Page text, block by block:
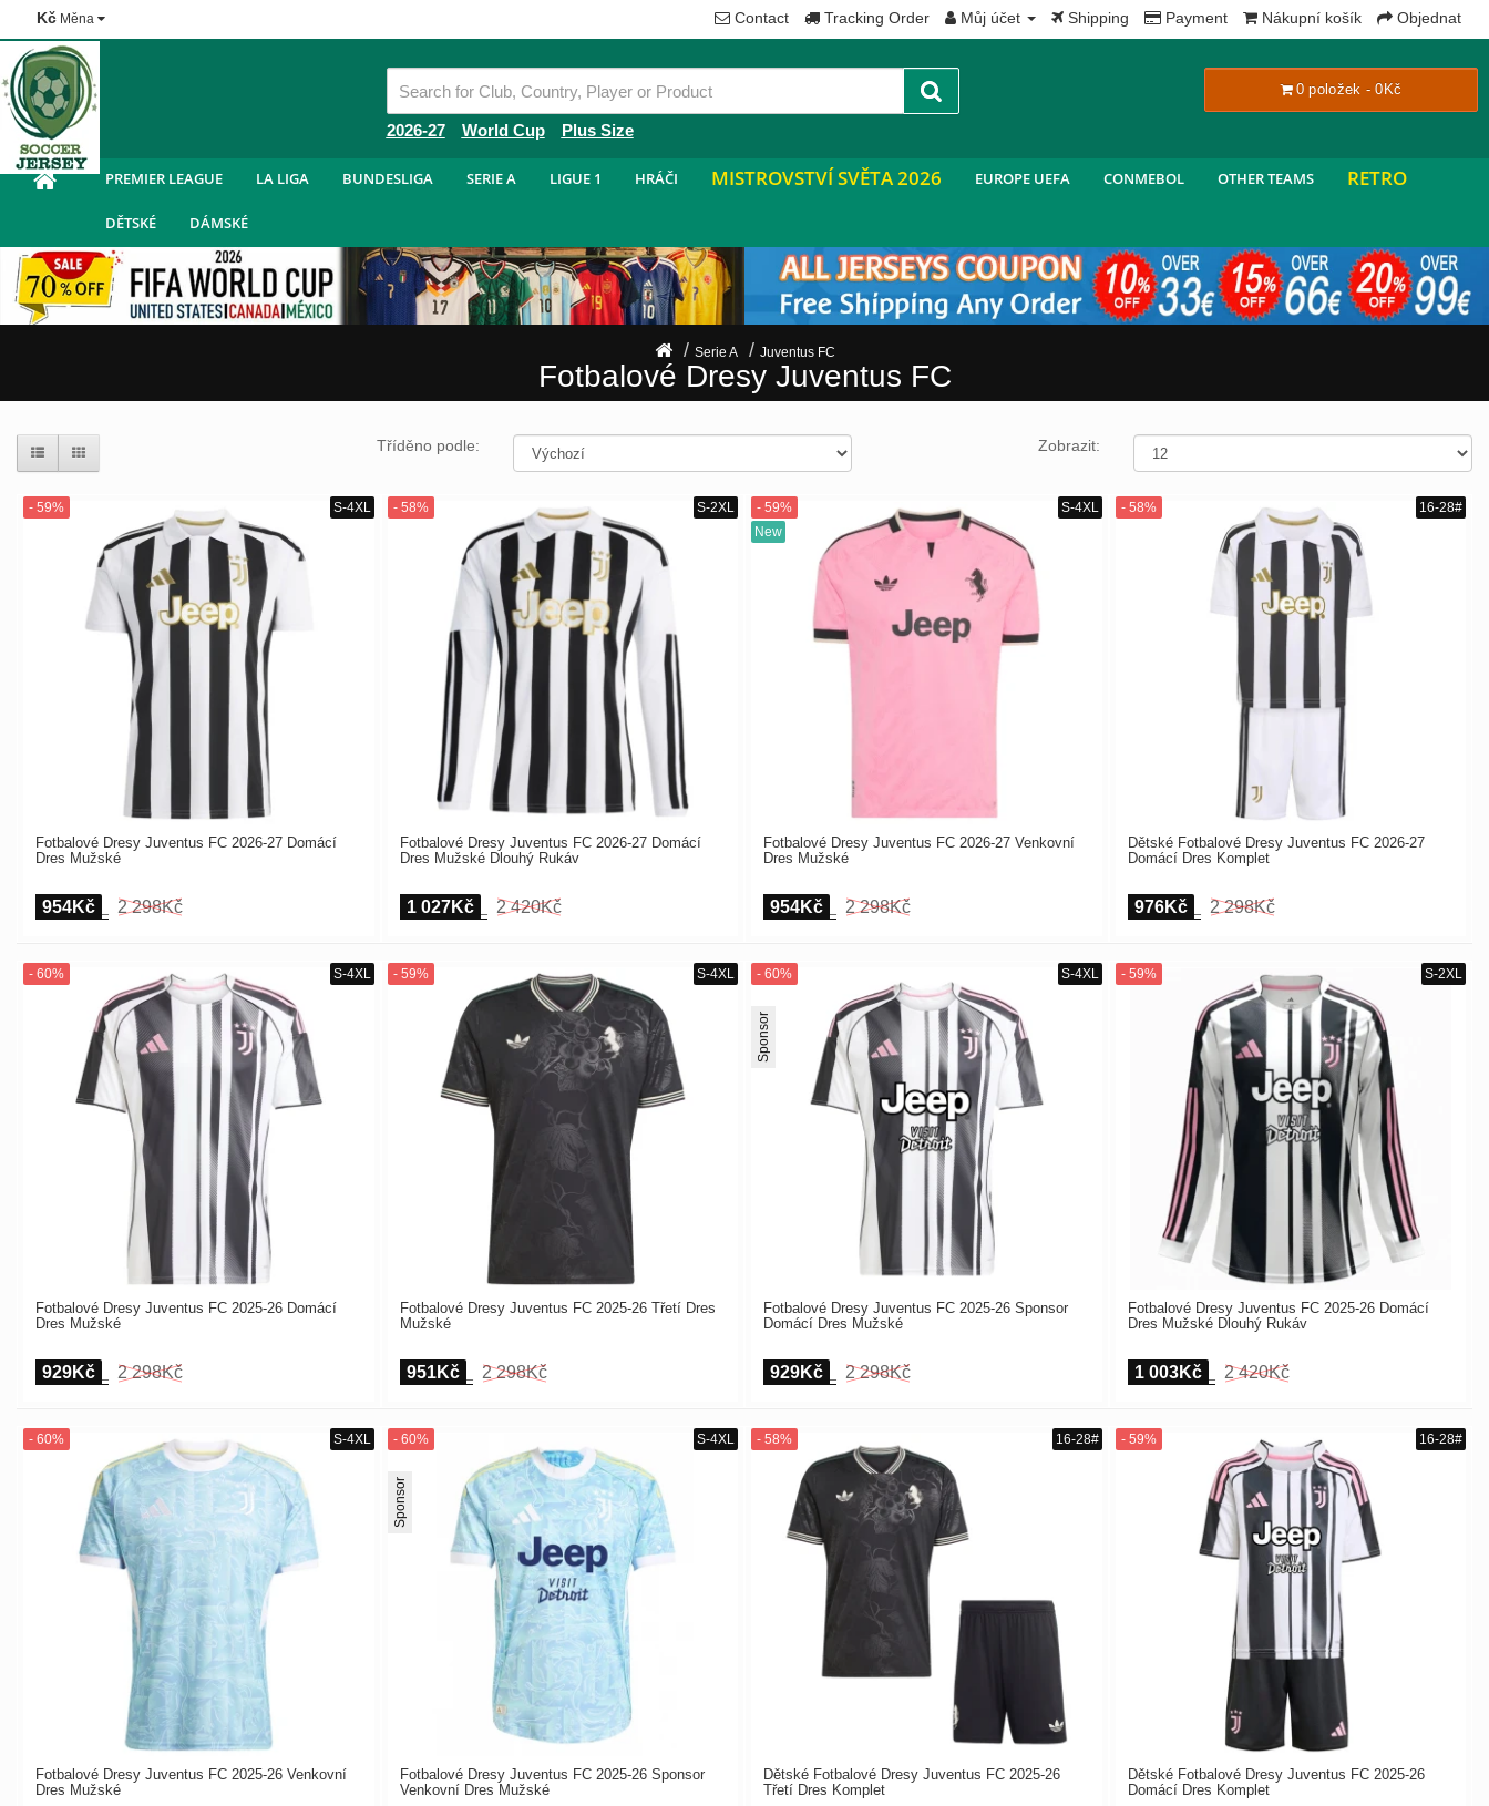
Kč Měna Contact Tracking Order Můj účet Shipping Payment Nákupní košík Objednat
Fotbalové Dresy Levně
2026-27 World Cup Plus Size
0 položek - 0Kč
x
PREMIER LEAGUE LA LIGA BUNDESLIGA SERIE A LIGUE 1 HRÁČI MISTROVSTVÍ SVĚTA 2026 EUROPE UEFA CONMEBOL OTHER TEAMS RETRO
DĚTSKÉ DÁMSKÉ
Serie A Juventus FC
Fotbalové Dresy Juventus FC
Tříděno podle: Zobrazit:
Fotbalové Dresy Juventus FC 2026-27 Domácí
Dres Mužské
954Kč 2 298Kč
Fotbalové Dresy Juventus FC 2026-27 Domácí
Dres Mužské Dlouhý Rukáv
1 027Kč 2 420Kč
Fotbalové Dresy Juventus FC 2026-27 Venkovní
Dres Mužské
954Kč 2 298Kč
Dětské Fotbalové Dresy Juventus FC 2026-27
Domácí Dres Komplet
976Kč 2 298Kč
Fotbalové Dresy Juventus FC 2025-26 Domácí
Dres Mužské
929Kč 2 298Kč
Fotbalové Dresy Juventus FC 2025-26 Třetí Dres
Mužské
951Kč 2 298Kč
Fotbalové Dresy Juventus FC 2025-26 Sponsor
Domácí Dres Mužské
Sponsor
929Kč 2 298Kč
Fotbalové Dresy Juventus FC 2025-26 Domácí
Dres Mužské Dlouhý Rukáv
1 003Kč 2 420Kč
Fotbalové Dresy Juventus FC 2025-26 Venkovní
Dres Mužské
Fotbalové Dresy Juventus FC 2025-26 Sponsor
Venkovní Dres Mužské
Sponsor
Dětské Fotbalové Dresy Juventus FC 2025-26
Třetí Dres Komplet
Dětské Fotbalové Dresy Juventus FC 2025-26
Domácí Dres Komplet